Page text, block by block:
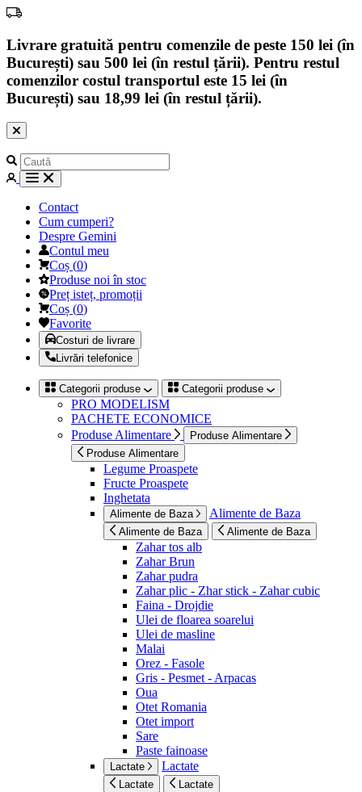
Livrare gratuită pentru comenzile de peste 150 lei (în
București) sau 500 lei (în restul țării). Pentru restul
comenzilor costul transportul este 15 lei (în
București) sau 18,99 lei (în restul țării).
Contact
Cum cumperi?
Despre Gemini
Contul meu
Coș (0)
Produse noi în stoc
Preț isteț, promoții
Coș (0)
Favorite
Costuri de livrare
Livrări telefonice
Categorii produse Categorii produse
PRO MODELISM
PACHETE ECONOMICE
Produse Alimentare
Produse Alimentare
Produse Alimentare
Legume Proaspete
Fructe Proaspete
Inghetata
Alimente de Baza Alimente de Baza
Alimente de Baza Alimente de Baza
Zahar tos alb
Zahar Brun
Zahar pudra
Zahar plic - Zhar stick - Zahar cubic
Faina - Drojdie
Ulei de floarea soarelui
Ulei de masline
Malai
Orez - Fasole
Gris - Pesmet - Arpacas
Oua
Otet Romania
Otet import
Sare
Paste fainoase
Lactate Lactate
Lactate Lactate